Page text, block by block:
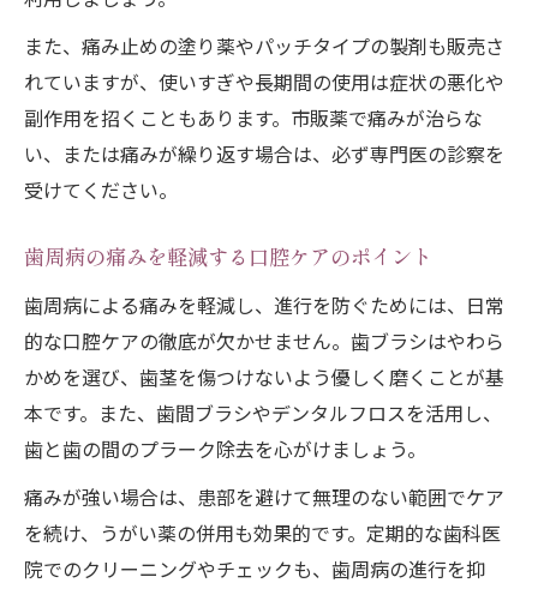
また、痛み止めの塗り薬やパッチタイプの製剤も販売さ
れていますが、使いすぎや長期間の使用は症状の悪化や
副作用を招くこともあります。市販薬で痛みが治らな
い、または痛みが繰り返す場合は、必ず専門医の診察を
受けてください。
歯周病の痛みを軽減する口腔ケアのポイント
歯周病による痛みを軽減し、進行を防ぐためには、日常
的な口腔ケアの徹底が欠かせません。歯ブラシはやわら
かめを選び、歯茎を傷つけないよう優しく磨くことが基
本です。また、歯間ブラシやデンタルフロスを活用し、
歯と歯の間のプラーク除去を心がけましょう。
痛みが強い場合は、患部を避けて無理のない範囲でケア
を続け、うがい薬の併用も効果的です。定期的な歯科医
院でのクリーニングやチェックも、歯周病の進行を抑